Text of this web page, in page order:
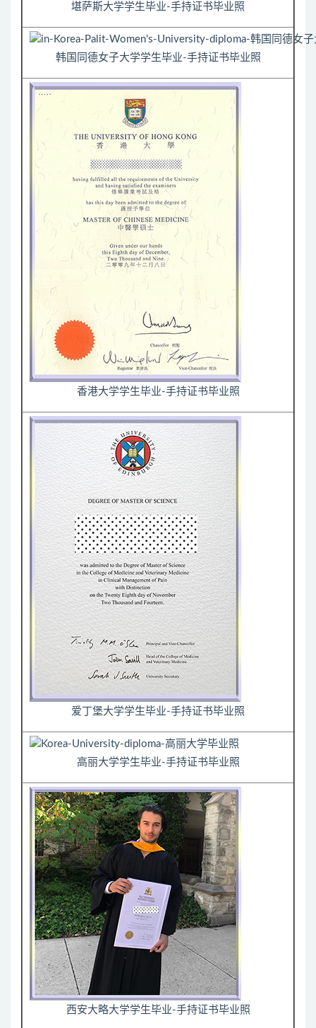
堪萨斯大学学生毕业-手持证书毕业照
韩国同德女子大学学生毕业-手持证书毕业照
香港大学学生毕业-手持证书毕业照
爱丁堡大学学生毕业-手持证书毕业照
高丽大学学生毕业-手持证书毕业照
西安大略大学学生毕业-手持证书毕业照